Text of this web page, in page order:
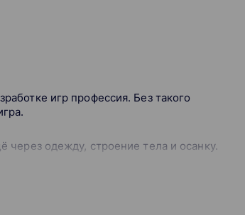
игр профессия. Без такого
одежду, строение тела и осанку.